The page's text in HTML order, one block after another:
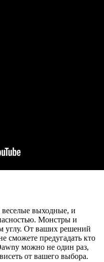
веселые выходные, и
Монстры и
углу. От ваших решений
сможете предугадать кто
можно не один раз,
от вашего выбора.